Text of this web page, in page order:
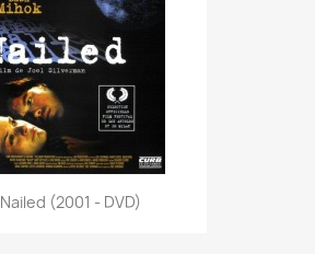
Nailed (2001 - DVD)